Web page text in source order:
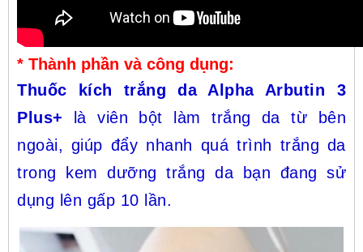
* Thành phần và công dụng:
Thuốc kích trắng da Alpha Arbutin 3
Plus+ là viên bột làm trắng da từ bên
ngoài, giúp đẩy nhanh quá trình trắng da
trong kem dưỡng trắng da bạn đang sử
dụng lên gấp 10 lần.